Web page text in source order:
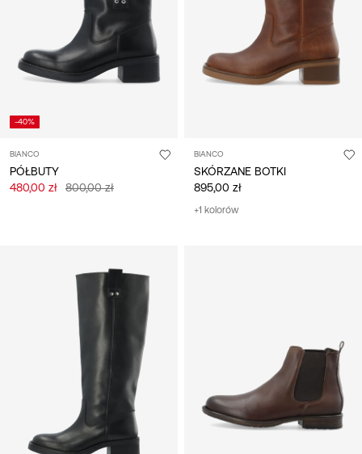
-40%
BIANCO
PÓŁBUTY
480,00 zł
800,00 zł
BIANCO
SKÓRZANE BOTKI
895,00 zł
+1 kolorów